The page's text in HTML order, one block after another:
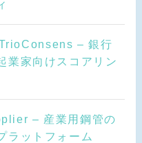
– 銀行
業家向けスコアリン
– 産業用鋼管の
ラットフォーム